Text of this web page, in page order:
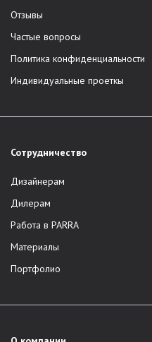
Отзывы
Частые вопросы
Политика конфиденциальности
Индивидуальные проеткы
Сотрудничество
Дизайнерам
Дилерам
Работа в PARRA
Материалы
Портфолио